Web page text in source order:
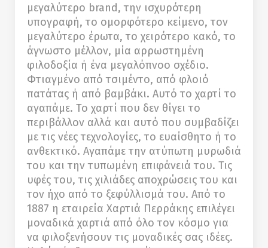
μεγαλύτερο brand, την ισχυρότερη
υπογραφή, το ομορφότερο κείμενο, τον
μεγαλύτερο έρωτα, το χειρότερο κακό, το
άγνωστο μέλλον, μία αρρωστημένη
φιλοδοξία ή ένα μεγαλόπνοο σχέδιο.
Φτιαγμένο από τσιμέντο, από φλοιό
πατάτας ή από βαμβάκι. Αυτό το χαρτί το
αγαπάμε. Το χαρτί που δεν θίγει το
περιβάλλον αλλά και αυτό που συμβαδίζει
με τις νέες τεχνολογίες, το ευαίσθητο ή το
ανθεκτικό. Αγαπάμε την ατύπωτη μυρωδιά
του και την τυπωμένη επιφάνειά του. Τις
υφές του, τις χιλιάδες αποχρώσεις του και
τον ήχο από το ξεφύλλισμά του. Από το
1887 η εταιρεία Χαρτιά Περράκης επιλέγει
μοναδικά χαρτιά από όλο τον κόσμο για
να φιλοξενήσουν τις μοναδικές σας ιδέες.